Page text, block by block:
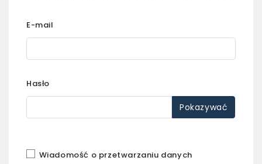
E-mail
Hasło
Pokazywać
Wiadomość o przetwarzaniu danych